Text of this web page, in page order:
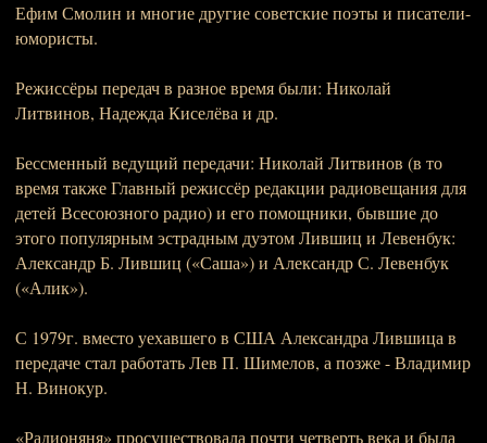
Ефим Смолин и многие другие советские поэты и писатели-
юмористы.
Режиссёры передач в разное время были: Николай
Литвинов, Надежда Киселёва и др.
Бессменный ведущий передачи: Николай Литвинов (в то
время также Главный режиссёр редакции радиовещания для
детей Всесоюзного радио) и его помощники, бывшие до
этого популярным эстрадным дуэтом Лившиц и Левенбук:
Александр Б. Лившиц («Саша») и Александр С. Левенбук
(«Алик»).
С 1979г. вместо уехавшего в США Александра Лившица в
передаче стал работать Лев П. Шимелов, а позже - Владимир
Н. Винокур.
«Радионяня» просуществовала почти четверть века и была